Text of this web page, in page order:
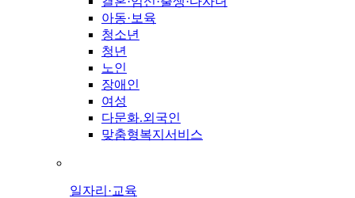
아동·보육
청소년
청년
노인
장애인
여성
다문화.외국인
맞춤형복지서비스
일자리·교육